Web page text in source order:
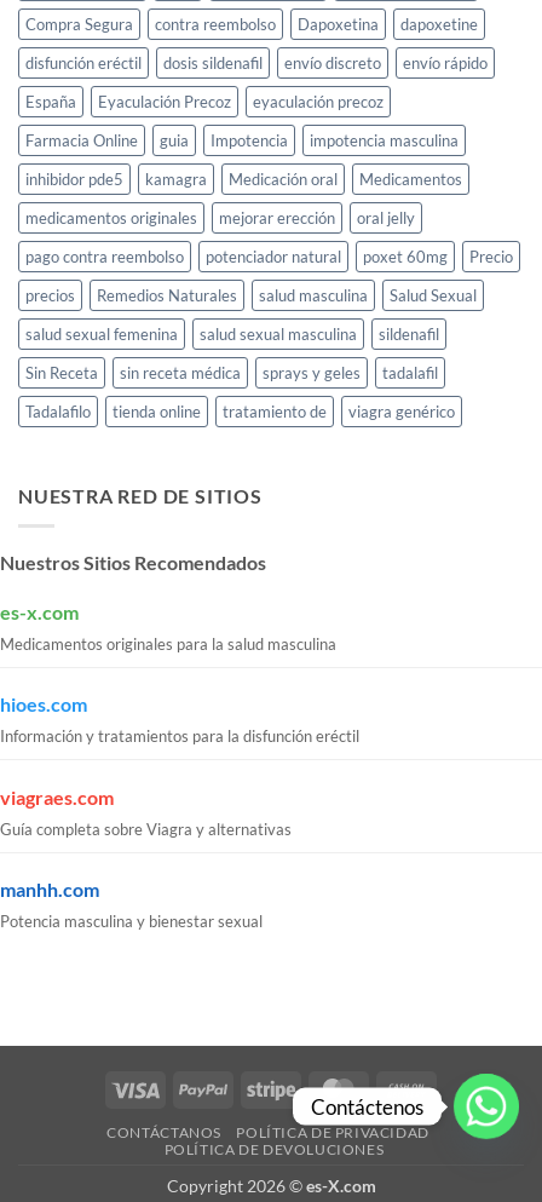
Compra Segura
contra reembolso Dapoxetina
dapoxetine
disfunción eréctil
dosis sildenafil envío discreto
envío rápido
España
Eyaculación Precoz
eyaculación precoz
Farmacia Online
guia Impotencia
impotencia masculina
inhibidor pde5
kamagra Medicación oral
Medicamentos
medicamentos originales
mejorar erección
oral jelly
pago contra reembolso
potenciador natural poxet 60mg
Precio
precios
Remedios Naturales salud masculina
Salud Sexual
salud sexual femenina
salud sexual masculina
sildenafil
Sin Receta
sin receta médica sprays y geles
tadalafil
Tadalafilo
tienda online tratamiento de viagra genérico
NUESTRA RED DE SITIOS
Nuestros Sitios Recomendados
es-x.com
Medicamentos originales para la salud masculina
hioes.com
Información y tratamientos para la disfunción eréctil
viagraes.com
Guía completa sobre Viagra y alternativas
manhh.com
Potencia masculina y bienestar sexual
Visa PayPal Stripe MasterCardCash
On
Delivery
CONTÁCTANOS
POLÍTICA DE PRIVACIDAD
POLÍTICA DE DEVOLUCIONES
Copyright 2026 ©es-X.com
Contáctenos